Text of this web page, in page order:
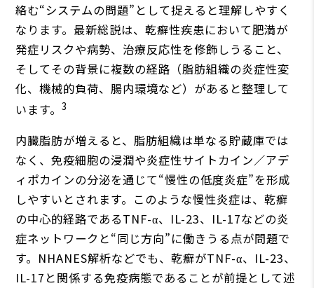
絡む“システムの問題”として捉えると理解しやすく
なります。最新総説は、乾癬性疾患において肥満が
発症リスクや病勢、治療反応性を修飾しうること、
そしてその背景に複数の経路（脂肪組織の炎症性変
化、機械的負荷、腸内環境など）があると整理して
います。3
内臓脂肪が増えると、脂肪組織は単なる貯蔵庫では
なく、免疫細胞の浸潤や炎症性サイトカイン／アデ
ィポカインの分泌を通じて“慢性の低度炎症”を形成
しやすいとされます。このような慢性炎症は、乾癬
の中心的経路であるTNF-α、IL-23、IL-17などの炎
症ネットワークと“同じ方向”に働きうる点が問題で
す。NHANES解析などでも、乾癬がTNF-α、IL-23、
IL-17と関係する免疫病態であることが前提として述